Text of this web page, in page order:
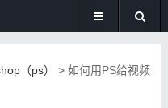
（ps） >如何用PS给视频